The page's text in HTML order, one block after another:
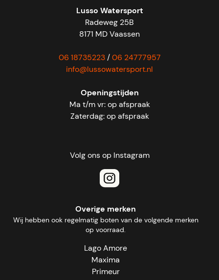
Lusso Watersport
Radeweg 25B
8171 MD Vaassen
06 18735223/06 24777957
info@lussowatersport.nl
Openingstijden
Ma t/m vr: op afspraak
Zaterdag: op afspraak
Volg ons op Instagram
Overige merken
Wij hebben ook regelmatig boten van de volgende merken
op voorraad.
Lago Amore
Maxima
Primeur